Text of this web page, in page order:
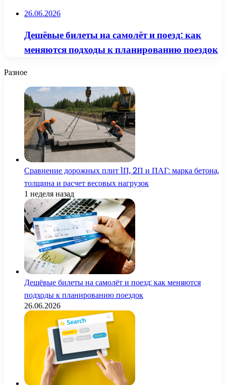
26.06.2026
Дешёвые билеты на самолёт и поезд: как
меняются подходы к планированию поездок
Разное
Сравнение дорожных плит 1П, 2П и ПАГ: марка бетона,
толщина и расчет весовых нагрузок
1 неделя назад
Дешёвые билеты на самолёт и поезд: как меняются
подходы к планированию поездок
26.06.2026